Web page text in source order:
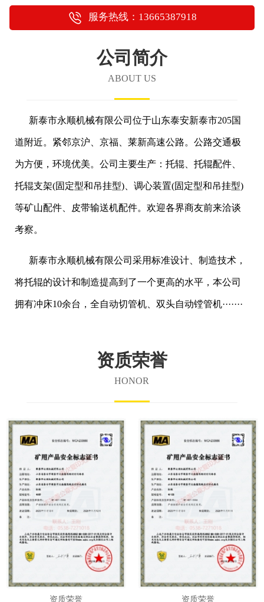
服务热线：13665387918
公司简介
ABOUT US
新泰市永顺机械有限公司位于山东泰安新泰市205国
道附近。紧邻京沪、京福、莱新高速公路。公路交通极
为方便，环境优美。公司主要生产：托辊、托辊配件、
托辊支架(固定型和吊挂型)、调心装置(固定型和吊挂型)
等矿山配件、皮带输送机配件。欢迎各界商友前来洽谈
考察。
新泰市永顺机械有限公司采用标准设计、制造技术，
将托辊的设计和制造提高到了一个更高的水平，本公司
拥有冲床10余台，全自动切管机、双头自动镗管机·······
资质荣誉
HONOR
资质荣誉 资质荣誉